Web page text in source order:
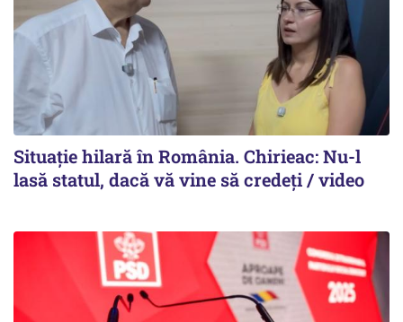
Situație hilară în România. Chirieac: Nu-l
lasă statul, dacă vă vine să credeți / video